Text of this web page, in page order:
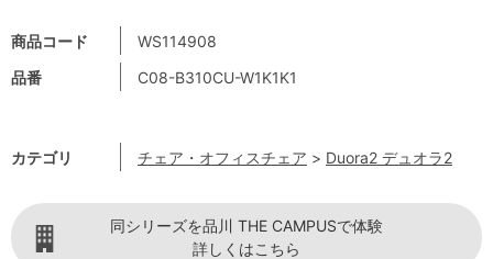
商品コード
WS114908
品番
C08-B310CU-W1K1K1
カテゴリ チェア・オフィスチェア > Duora2 デュオラ2
同シリーズを品川 THE CAMPUSで体験
詳しくはこちら